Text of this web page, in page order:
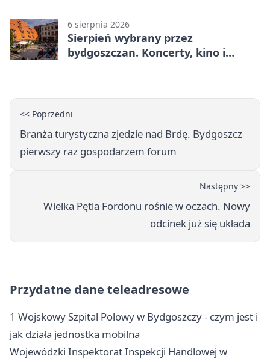
6 sierpnia 2026
Sierpień wybrany przez
bydgoszczan. Koncerty, kino i
<< Poprzedni
Branża turystyczna zjedzie nad Brdę. Bydgoszcz
pierwszy raz gospodarzem forum
Następny >>
Wielka Pętla Fordonu rośnie w oczach. Nowy
odcinek już się układa
Przydatne dane teleadresowe
1 Wojskowy Szpital Polowy w Bydgoszczy - czym jest i
jak działa jednostka mobilna
Wojewódzki Inspektorat Inspekcji Handlowej w